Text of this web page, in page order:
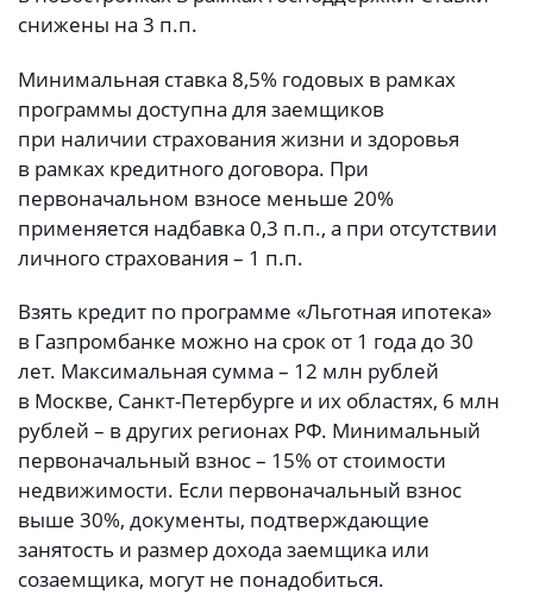
снижены на 3 п.п.
Минимальная ставка 8,5% годовых в рамках
программы доступна для заемщиков
при наличии страхования жизни и здоровья
в рамках кредитного договора. При
первоначальном взносе меньше 20%
применяется надбавка 0,3 п.п., а при отсутствии
личного страхования – 1 п.п.
Взять кредит по программе «Льготная ипотека»
в Газпромбанке можно на срок от 1 года до 30
лет. Максимальная сумма – 12 млн рублей
в Москве, Санкт-Петербурге и их областях, 6 млн
рублей – в других регионах РФ. Минимальный
первоначальный взнос – 15% от стоимости
недвижимости. Если первоначальный взнос
выше 30%, документы, подтверждающие
занятость и размер дохода заемщика или
созаемщика, могут не понадобиться.